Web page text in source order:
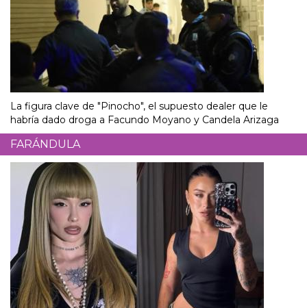
La figura clave de "Pinocho", el supuesto dealer que le
habría dado droga a Facundo Moyano y Candela Arizaga
FARÁNDULA